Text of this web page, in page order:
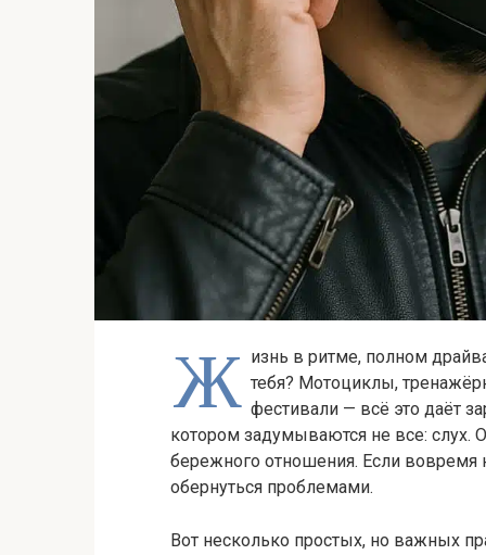
Ж изнь в ритме, полном
тебя? Мотоциклы,
фестивали — всё это даёт
котором задумываются не все: слух.
бережного отношения. Если вовремя
обернуться проблемами.
Вот несколько простых, но важных